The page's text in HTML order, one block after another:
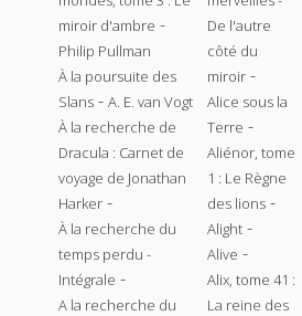
miroir d'ambre -
Philip Pullman
À la poursuite des
Slans - A. E. van Vogt
À la recherche de
Dracula : Carnet de
voyage de Jonathan
Harker -
À la recherche du
temps perdu -
Intégrale -
A la recherche du
De l'autre
côté du
miroir -
Alice sous la
Terre -
Aliénor, tome
1 : Le Règne
des lions -
Alight -
Alive -
Alix, tome 41 :
La reine des